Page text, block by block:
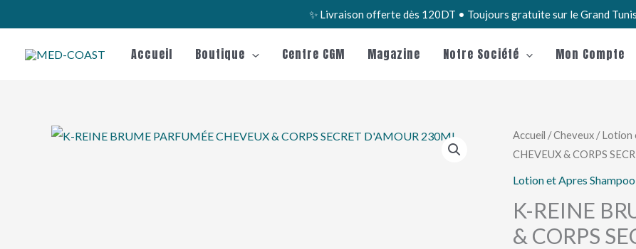
au
contenu
✨ Livraison offerte dès 120DT • Toujours gratuite sur le Grand
Accueil Boutique Centre CGM Magazine Notre Société Mon Compte
Accueil /Cheveux /Lotion
CHEVEUX & CORPS
Lotion et Apres Shampoo
K-REINE
& CORPS
quantité
de
K-
BRUME
PARFUMÉE